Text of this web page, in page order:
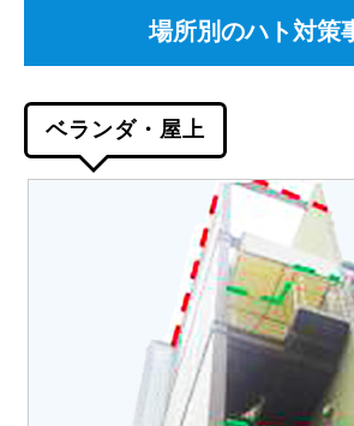
場所別のハト対策
ベランダ・屋上